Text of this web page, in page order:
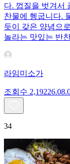
다. 껍질을 벗겨서
찬물에 헹굽니다.
듯이 갖은 양념으
놀라는 맛있는 반
라임미소가
조회수 2,192
34